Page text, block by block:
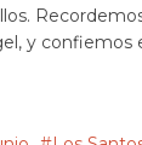
y confiemos